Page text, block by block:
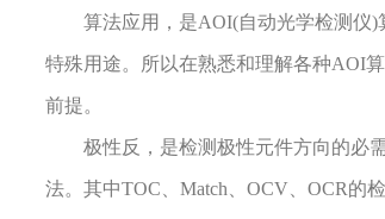
算法应用，是AOI(自动光学检测仪)
特殊用途。所以在熟悉和理解各种AOI
前提。
极性反，是检测极性元件方向的必需
法。其中TOC、Match、OCV、OCR的